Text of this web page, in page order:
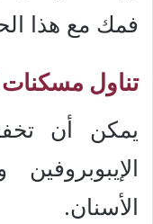
فمك مع هذا
تناول مسكنات
يمكن أن
الأسنان.